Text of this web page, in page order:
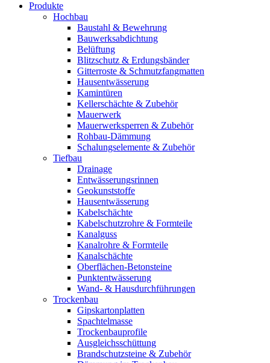
Produkte
Hochbau
Baustahl & Bewehrung
Bauwerksabdichtung
Belüftung
Blitzschutz & Erdungsbänder
Gitterroste & Schmutzfangmatten
Hausentwässerung
Kamintüren
Kellerschächte & Zubehör
Mauerwerk
Mauerwerksperren & Zubehör
Rohbau-Dämmung
Schalungselemente & Zubehör
Tiefbau
Drainage
Entwässerungsrinnen
Geokunststoffe
Hausentwässerung
Kabelschächte
Kabelschutzrohre & Formteile
Kanalguss
Kanalrohre & Formteile
Kanalschächte
Oberflächen-Betonsteine
Punktentwässerung
Wand- & Hausdurchführungen
Trockenbau
Gipskartonplatten
Spachtelmasse
Trockenbauprofile
Ausgleichsschüttung
Brandschutzsteine & Zubehör